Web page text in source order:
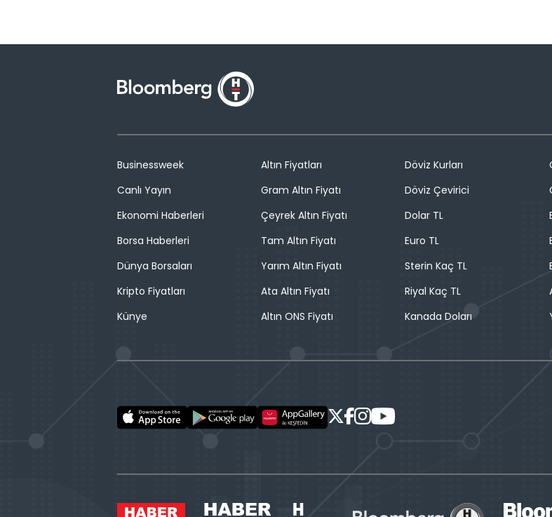
Businessweek
Canlı Yayın
Ekonomi Haberleri
Borsa Haberleri
Dünya Borsaları
Kripto Fiyatları
Künye
Altın Fiyatları
Gram Altın Fiyatı
Çeyrek Altın Fiyatı
Tam Altın Fiyatı
Yarım Altın Fiyatı
Ata Altın Fiyatı
Altın ONS Fiyatı
Döviz Kurları
Döviz Çevirici
Dolar TL
Euro TL
Sterin Kaç TL
Riyal Kaç TL
Kanada Doları